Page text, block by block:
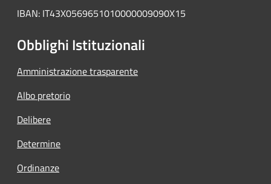
IBAN: IT43X0569651010000009090X15
Obblighi Istituzionali
Amministrazione trasparente
Albo pretorio
Delibere
Determine
Ordinanze